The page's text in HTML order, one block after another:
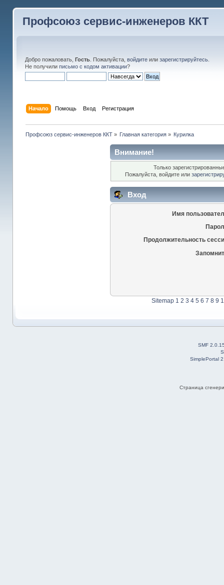
Профсоюз сервис-инженеров ККТ
Добро пожаловать, Гость. Пожалуйста, войдитеили зарегистрируйтесь.
Не получили письмо с кодом активации?
Начало Помощь Вход Регистрация
Профсоюз сервис-инженеров ККТ» Главная категория » Курилка
Внимание!
Только
Пожалуйста, войдите или
Вход
Имя
Продолжительность
Sitemap 1 2 3 4 5 6 7 8 9
SMF
SimplePortal
Страница